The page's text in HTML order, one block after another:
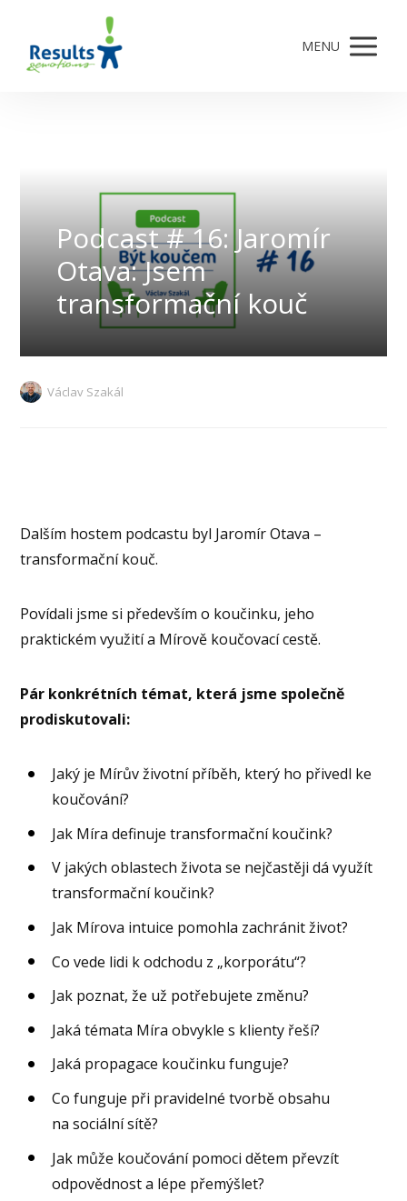
MENU
Podcast # 16: Jaromír
Otava: Jsem
transformační kouč
Václav Szakál
Dalším hostem podcastu byl Jaromír Otava –
transformační kouč.
Povídali jsme si především o koučinku, jeho
praktickém využití a Mírově koučovací cestě.
Pár konkrétních témat, která jsme společně
prodiskutovali:
Jaký je Mírův životní příběh, který ho přivedl ke
koučování?
Jak Míra definuje transformační koučink?
V jakých oblastech života se nejčastěji dá využít
transformační koučink?
Jak Mírova intuice pomohla zachránit život?
Co vede lidi k odchodu z „korporátu“?
Jak poznat, že už potřebujete změnu?
Jaká témata Míra obvykle s klienty řeší?
Jaká propagace koučinku funguje?
Co funguje při pravidelné tvorbě obsahu
na sociální sítě?
Jak může koučování pomoci dětem převzít
odpovědnost a lépe přemýšlet?